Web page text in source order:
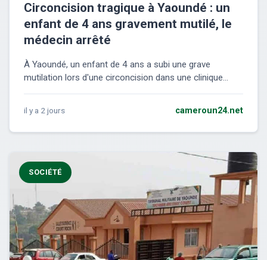
Circoncision tragique à Yaoundé : un
enfant de 4 ans gravement mutilé, le
médecin arrêté
À Yaoundé, un enfant de 4 ans a subi une grave
mutilation lors d'une circoncision dans une clinique...
il y a 2 jours cameroun24.net
SOCIÉTÉ